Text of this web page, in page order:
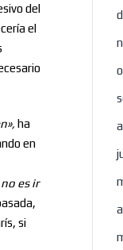
del
el
», ha
en
es ir
si